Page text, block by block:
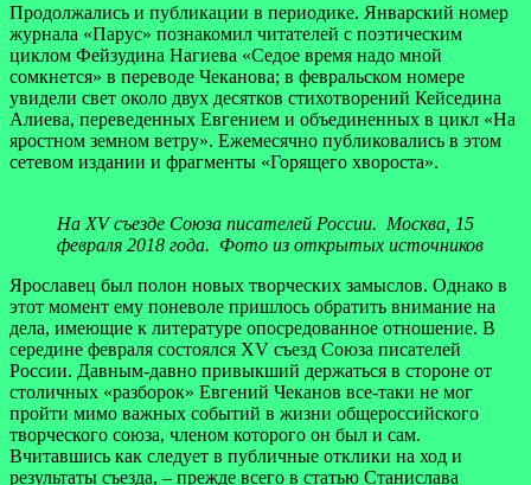
Продолжались и публикации в периодике. Январский номер
журнала «Парус» познакомил читателей с поэтическим
циклом Фейзудина Нагиева «Седое время надо мной
сомкнется» в переводе Чеканова; в февральском номере
увидели свет около двух десятков стихотворений Кейседина
Алиева, переведенных Евгением и объединенных в цикл «На
яростном земном ветру». Ежемесячно публиковались в этом
сетевом издании и фрагменты «Горящего хвороста».
На XV съезде Союза писателей России. Москва, 15
февраля 2018 года. Фото из открытых источников
Ярославец был полон новых творческих замыслов. Однако в
этот момент ему поневоле пришлось обратить внимание на
дела, имеющие к литературе опосредованное отношение. В
середине февраля состоялся XV съезд Союза писателей
России. Давным-давно привыкший держаться в стороне от
столичных «разборок» Евгений Чеканов все-таки не мог
пройти мимо важных событий в жизни общероссийского
творческого союза, членом которого он был и сам.
Вчитавшись как следует в публичные отклики на ход и
результаты съезда, – прежде всего в статью Станислава